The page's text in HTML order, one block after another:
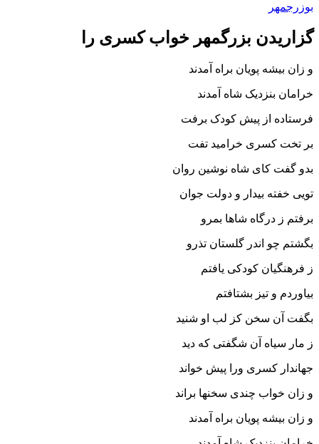
بوزرجمهر
گزاریدن بزرگمهر خواب کسرى را
و زان بیشه پویان براه آمدند
خرامان بنزدیک شاه آمدند
فرستاده از پیش کودک برفت
بر تخت کسرى خرامید تفت‏
بدو گفت کاى شاه نوشین روان
تویى خفته بیدار و دولت جوان‏
برفتم ز درگاه شاها بمرو
بگشتم چو اندر گلستان تذرو
ز فرهنگیان کودکى یافتم
بیاوردم و تیز بشتافتم‏
بگفت آن سخن کز لب او شنید
ز مار سیاه آن شگفتى که دید
جهاندار کسرى ورا پیش خواند
و زان خواب چندى سخنها براند
و زان بیشه پویان براه آمدند